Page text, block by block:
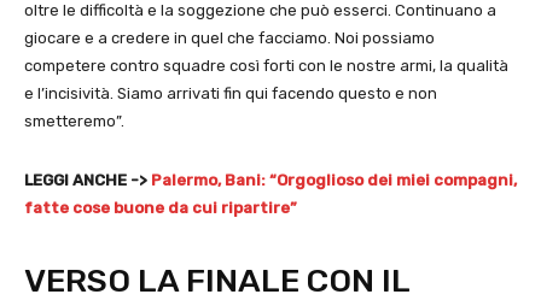
oltre le difficoltà e la soggezione che può esserci. Continuano a
giocare e a credere in quel che facciamo. Noi possiamo
competere contro squadre così forti con le nostre armi, la qualità
e l’incisività. Siamo arrivati fin qui facendo questo e non
smetteremo”.
LEGGI ANCHE -> Palermo, Bani: “Orgoglioso dei miei compagni,
fatte cose buone da cui ripartire”
VERSO LA FINALE CON IL